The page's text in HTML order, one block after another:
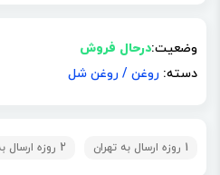
وضعیت:درحال فروش
دسته: روغن / روغن شل
1 روزه ارسال به تهران 2 روزه ارسال به شهرستانها